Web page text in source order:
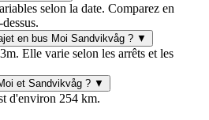
selon la date. Comparez en
en bus Moi Sandvikvåg ? ▼
Elle varie selon les arrêts et les
et Sandvikvåg ? ▼
d'environ 254 km.